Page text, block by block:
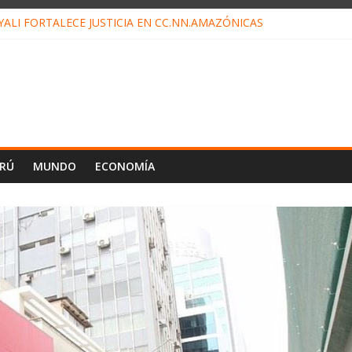
FORTALECE JUSTICIA EN CC.NN.AMAZÓNICAS
MUNDO ECONOMÍA